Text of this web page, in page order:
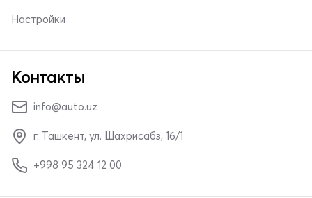
Настройки
Контакты
info@auto.uz
г. Ташкент, ул. Шахрисабз, 16/1
+998 95 324 12 00